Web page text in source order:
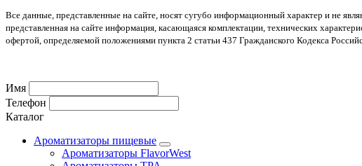
Все данные, представленные на сайте, носят сугубо информационный характер и не
представленная на сайте информация, касающаяся комплектации, технических
офертой, определяемой положениями пункта 2 статьи 437 Гражданского Кодекса
Имя
Телефон
Каталог
Ароматизаторы пищевые
Ароматизаторы FlavorWest